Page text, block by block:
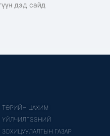
дэд сайд
ТӨРИЙН ЦАХИМ
ҮЙЛЧИЛГЭЭНИЙ
ЗОХИЦУУЛАЛТЫН ГАЗАР